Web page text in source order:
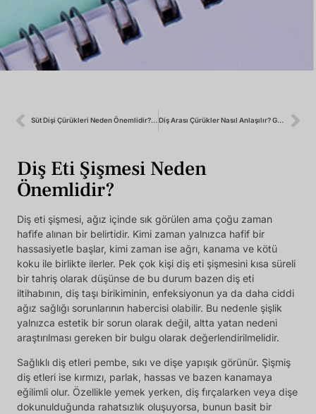
Süt Dişi Çürükleri Neden Önemlidir? Kalıcı Dişleri Nasıl Etkiler? Diş Arası Çürükler Nasıl Anlaşılır? Gizli Çürüklerin Belirtileri Nelerdir?
Diş Eti Şişmesi Neden
Önemlidir?
Diş eti şişmesi, ağız içinde sık görülen ama çoğu zaman
hafife alınan bir belirtidir. Kimi zaman yalnızca hafif bir
hassasiyetle başlar, kimi zaman ise ağrı, kanama ve kötü
koku ile birlikte ilerler. Pek çok kişi diş eti şişmesini kısa süreli
bir tahriş olarak düşünse de bu durum bazen diş eti
iltihabının, diş taşı birikiminin, enfeksiyonun ya da daha ciddi
ağız sağlığı sorunlarının habercisi olabilir. Bu nedenle şişlik
yalnızca estetik bir sorun olarak değil, altta yatan nedeni
araştırılması gereken bir bulgu olarak değerlendirilmelidir.
Sağlıklı diş etleri pembe, sıkı ve dişe yapışık görünür. Şişmiş
diş etleri ise kırmızı, parlak, hassas ve bazen kanamaya
eğilimli olur. Özellikle yemek yerken, diş fırçalarken veya dişe
dokunulduğunda rahatsızlık oluşuyorsa, bunun basit bir